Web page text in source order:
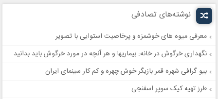
نوشته‌های تصادفی
معرفی میوه های خوشمزه و پرخاصیت استوایی با تصویر
نگهداری خرگوش در خانه: بیماریها و هر آنچه در مورد خرگوش باید بدانید
بیو گرافی شهره قمر بازیگر خوش چهره و کم کار سینمای ایران
طرز تهیه کیک سوپر اسفنجی